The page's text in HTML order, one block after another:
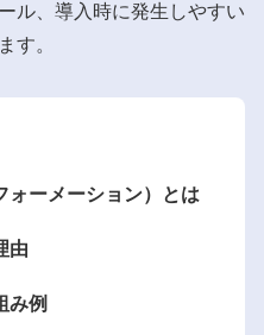
ル、導入時に発生しやすい
す。
ォーメーション）とは
由
み例